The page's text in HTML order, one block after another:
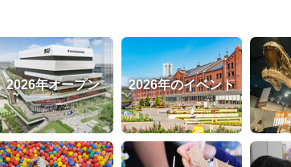
2026年オープン 2026年のイベント